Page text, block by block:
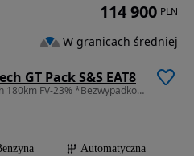
GT Pack S&S EAT8
1598 cm3 • 180 KM • 1.6PureTech 180km FV-23% *Bezwypadkowy*serwisowany*masaże*zadbany*1-wł
Automatyczna
114 900 PLN
W granicach średniej